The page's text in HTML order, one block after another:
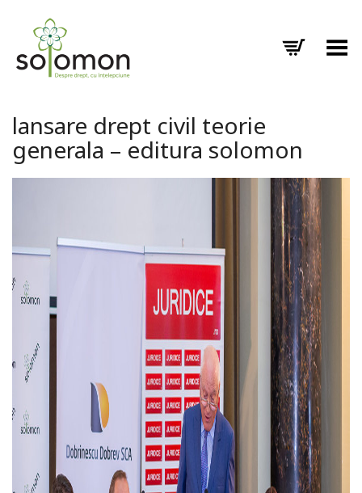
Toggle Menu
lansare drept civil teorie
generala – editura solomon